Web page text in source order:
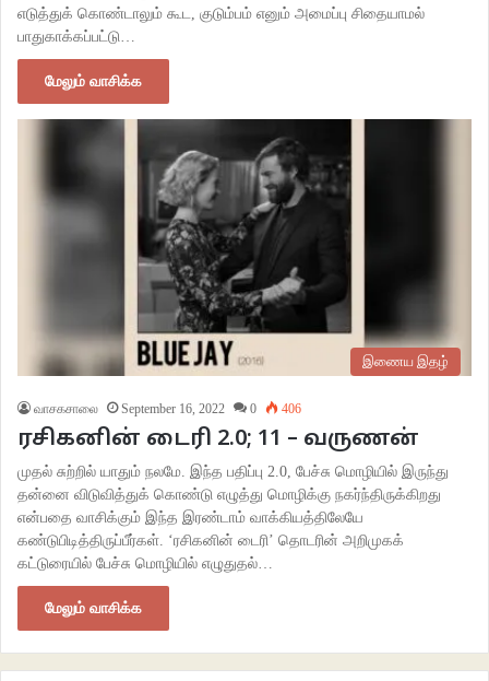
எடுத்துக் கொண்டாலும் கூட, குடும்பம் எனும் அமைப்பு சிதையாமல்
பாதுகாக்கப்பட்டு…
மேலும் வாசிக்க
இணைய இதழ்
வாசகசாலை September 16, 2022 0 406
ரசிகனின் டைரி 2.0; 11 – வருணன்
முதல் சுற்றில் யாதும் நலமே. இந்த பதிப்பு 2.0, பேச்சு மொழியில் இருந்து
தன்னை விடுவித்துக் கொண்டு எழுத்து மொழிக்கு நகர்ந்திருக்கிறது
என்பதை வாசிக்கும் இந்த இரண்டாம் வாக்கியத்திலேயே
கண்டுபிடித்திருப்பீர்கள். ‘ரசிகனின் டைரி’ தொடரின் அறிமுகக்
கட்டுரையில் பேச்சு மொழியில் எழுதுதல்…
மேலும் வாசிக்க